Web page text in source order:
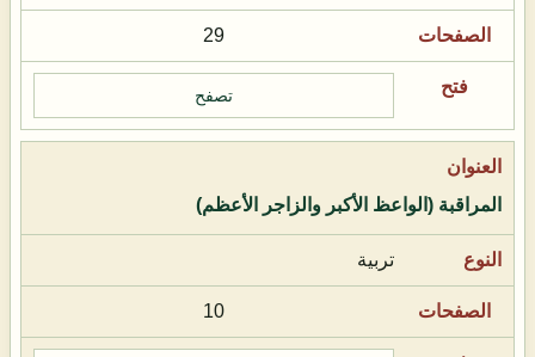
29
تصفح
المراقبة (الواعظ الأكبر والزاجر الأعظم)
تربية
10